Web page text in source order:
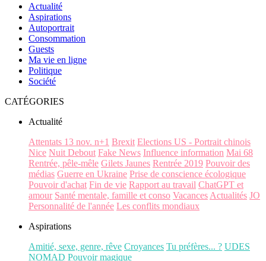
Actualité
Aspirations
Autoportrait
Consommation
Guests
Ma vie en ligne
Politique
Société
CATÉGORIES
Actualité
Attentats 13 nov. n+1 Brexit Elections US - Portrait chinois
Nice Nuit Debout Fake News Influence information Mai 68
Rentrée, pêle-mêle Gilets Jaunes Rentrée 2019 Pouvoir des
médias Guerre en Ukraine Prise de conscience écologique
Pouvoir d'achat Fin de vie Rapport au travail ChatGPT et
amour Santé mentale, famille et conso Vacances Actualités JO
Personnalité de l'année Les conflits mondiaux
Aspirations
Amitié, sexe, genre, rêve Croyances Tu préfères... ? UDES
NOMAD Pouvoir magique